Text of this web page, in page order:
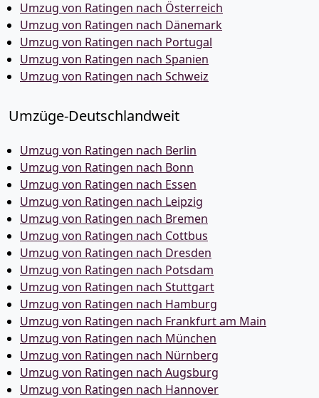
Umzug von Ratingen nach Österreich
Umzug von Ratingen nach Dänemark
Umzug von Ratingen nach Portugal
Umzug von Ratingen nach Spanien
Umzug von Ratingen nach Schweiz
Umzüge-Deutschlandweit
Umzug von Ratingen nach Berlin
Umzug von Ratingen nach Bonn
Umzug von Ratingen nach Essen
Umzug von Ratingen nach Leipzig
Umzug von Ratingen nach Bremen
Umzug von Ratingen nach Cottbus
Umzug von Ratingen nach Dresden
Umzug von Ratingen nach Potsdam
Umzug von Ratingen nach Stuttgart
Umzug von Ratingen nach Hamburg
Umzug von Ratingen nach Frankfurt am Main
Umzug von Ratingen nach München
Umzug von Ratingen nach Nürnberg
Umzug von Ratingen nach Augsburg
Umzug von Ratingen nach Hannover